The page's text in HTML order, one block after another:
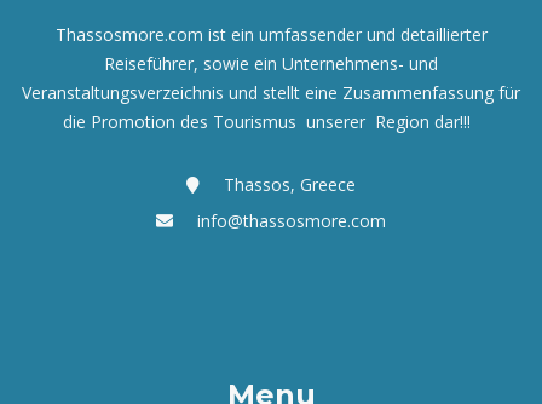
Thassosmore.com ist ein umfassender und detaillierter
Reiseführer, sowie ein Unternehmens- und
Veranstaltungsverzeichnis und stellt eine Zusammenfassung für
die Promotion des Tourismus unserer Region dar!!!
Thassos, Greece
info@thassosmore.com
Menu